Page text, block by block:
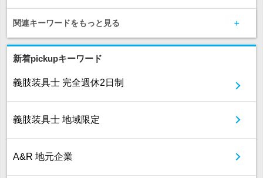
関連キーワードをもっと見る
新着pickupキーワード
義肢装具士 完全週休2日制
義肢装具士 地域限定
A&R 地元企業